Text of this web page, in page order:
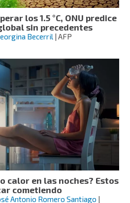
los 1.5 °C, ONU predice
sin precedentes
Becerril | AFP
calor en las noches? Estos
cometiendo
Antonio Romero Santiago |